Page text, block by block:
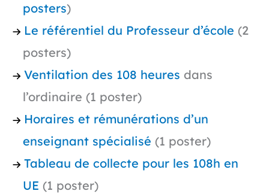
posters)
Le référentiel du Professeur d’école (2
posters)
Ventilation des 108 heures dans
l’ordinaire (1 poster)
Horaires et rémunérations d’un
enseignant spécialisé (1 poster)
Tableau de collecte pour les 108h en
UE (1 poster)